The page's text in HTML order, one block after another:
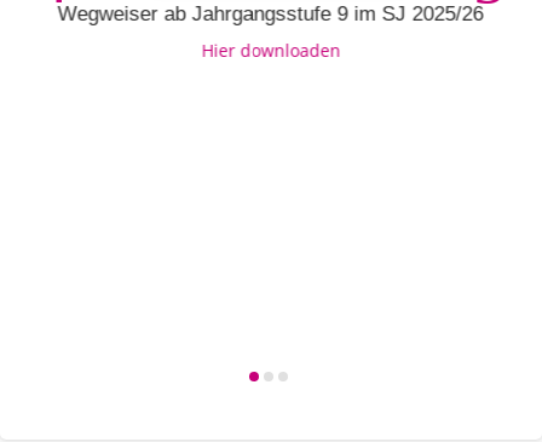
Wegweiser ab Jahrgangsstufe 9 im SJ 2025/26
Hier downloaden